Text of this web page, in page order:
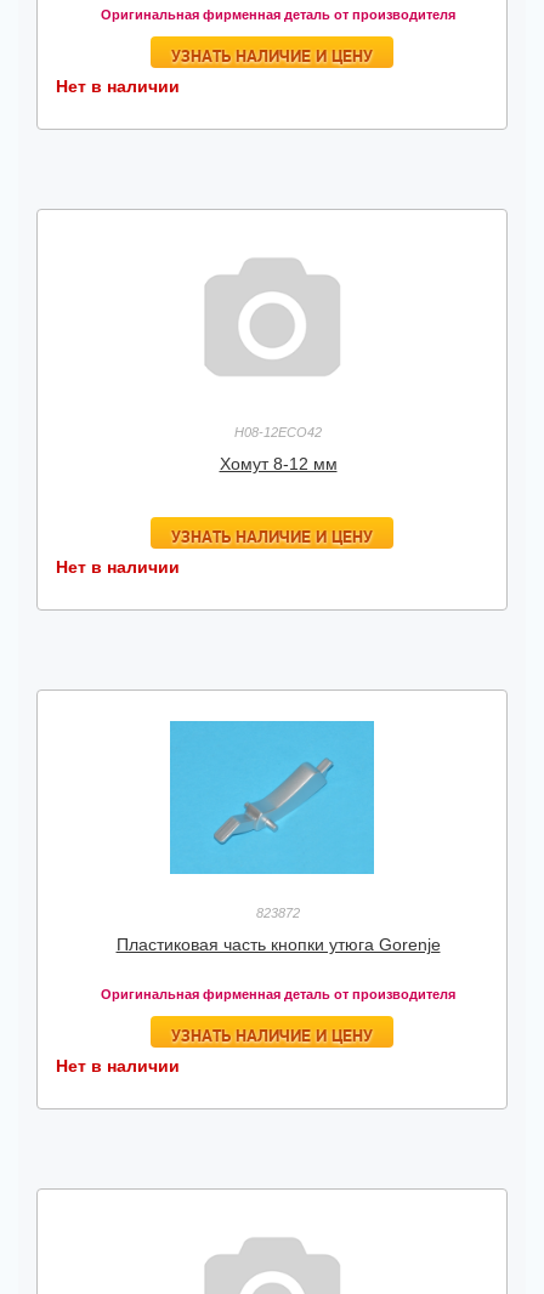
Оригинальная фирменная деталь от производителя
УЗНАТЬ НАЛИЧИЕ И ЦЕНУ
Нет в наличии
H08-12ECO42
Хомут 8-12 мм
УЗНАТЬ НАЛИЧИЕ И ЦЕНУ
Нет в наличии
823872
Пластиковая часть кнопки утюга Gorenje
Оригинальная фирменная деталь от производителя
УЗНАТЬ НАЛИЧИЕ И ЦЕНУ
Нет в наличии